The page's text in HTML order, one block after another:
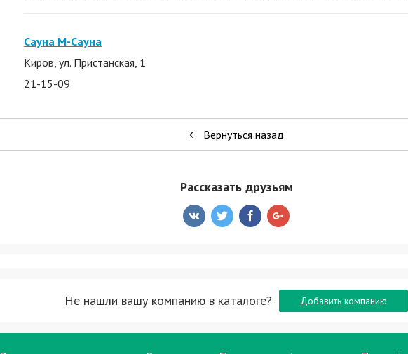
Сауна М-Сауна
Киров, ул. Пристанская, 1
21-15-09
Вернуться назад
Рассказать друзьям
Не нашли вашу компанию в каталоге? Добавить компанию